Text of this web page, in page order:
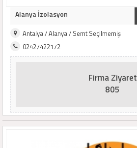
Alanya İzolasyon
Antalya / Alanya / Semt Seçilmemiş
02427422172
Firma Ziyaret
805